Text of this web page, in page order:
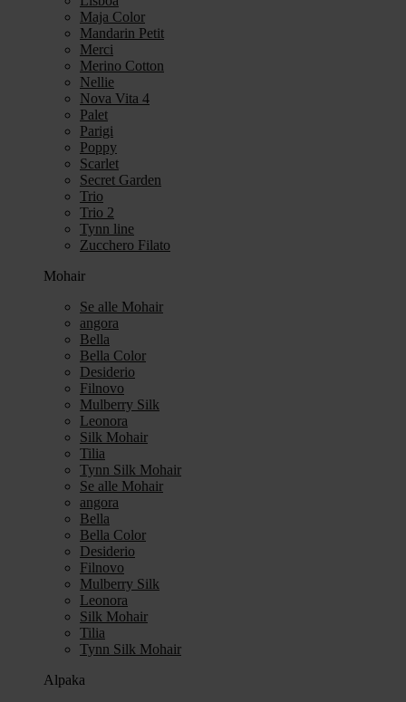
Maja Color
Mandarin Petit
Merci
Merino Cotton
Nellie
Nova Vita 4
Palet
Parigi
Poppy
Scarlet
Secret Garden
Trio
Trio 2
Tynn line
Zucchero Filato
Mohair
Se alle Mohair
angora
Bella
Bella Color
Desiderio
Filnovo
Mulberry Silk
Leonora
Silk Mohair
Tilia
Tynn Silk Mohair
Se alle Mohair
angora
Bella
Bella Color
Desiderio
Filnovo
Mulberry Silk
Leonora
Silk Mohair
Tilia
Tynn Silk Mohair
Alpaka